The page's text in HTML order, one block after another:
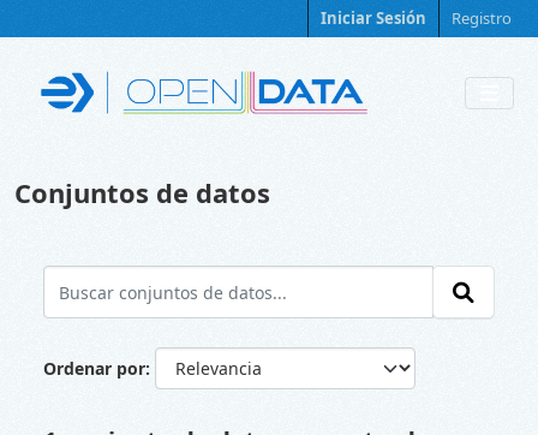
Iniciar Sesión Registro
Conjuntos de datos
Ordenar por